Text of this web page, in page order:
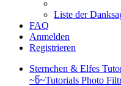
Liste der
FAQ
Anmelden
Registrieren
Sternchen & Elfes
~წ~Tutorials Photo